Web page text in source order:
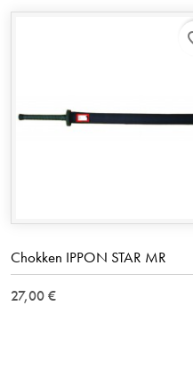
Chokken IPPON STAR MR
27,00 €